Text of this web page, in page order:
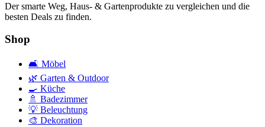
Der smarte Weg, Haus- & Gartenprodukte zu vergleichen und die
besten Deals zu finden.
Shop
🛋️ Möbel
🌿 Garten & Outdoor
🍳 Küche
🚿 Badezimmer
💡 Beleuchtung
🎨 Dekoration